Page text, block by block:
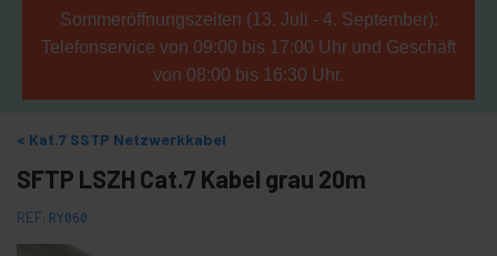
Sommeröffnungszeiten (13. Juli - 4. September):
Telefonservice von 09:00 bis 17:00 Uhr und Geschäft
von 08:00 bis 16:30 Uhr.
Kat.7 SSTP Netzwerkkabel
SFTP LSZH Cat.7 Kabel grau 20m
REF: RY060